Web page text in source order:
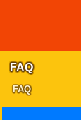
FAQ
FAQ